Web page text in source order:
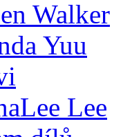
Walker
Yuu
Lee